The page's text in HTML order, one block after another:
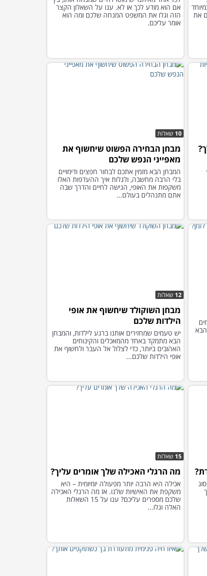
את
אם הוא מודע לכך או לא. ענו על השאלון הקצר
הזה וגלו את המשפט המנחה שלכם ומה הוא
אומר עליכם.
10 שאלות
מבחן הבחירה הפשוט שיחשוף את
מאפייני הנפש שלכם
המבחן הבא מזמין אתכם לבחור חפצים ודימויים
בלי הרבה מחשבה, ולגלות איך ההעדפות האלו
משקפות את האופי, הגישה לחיים והדרך שבה
אתם מתנהלים בעולם...
12 שאלות
מבחן השוקולד שיחשוף את אופי
הילדות שלכם
יש טעמים שמחזירים אותנו ברגע לילדות, והמבחן
הבא מתמקד באחד מהמאכלים והקינוחים
האהובים ביותר, כדי לצלול אל העבר ולחשוף את
אופי הילדות שלכם...
15 שאלות
מה הרגלי האכילה שלך אומרים עליך?
אכילה היא הרבה יותר מפעולה יומיומית – היא
משקפת את האישיות שלנו. אז מה הרגלי האכילה
שלכם מספרים עליכם? ענו על 15 השאלות
האלה וגלו...